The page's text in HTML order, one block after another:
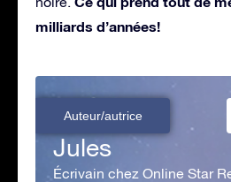
milliards d’années!
Auteur/autrice
Jules
Écrivain chez Online Star